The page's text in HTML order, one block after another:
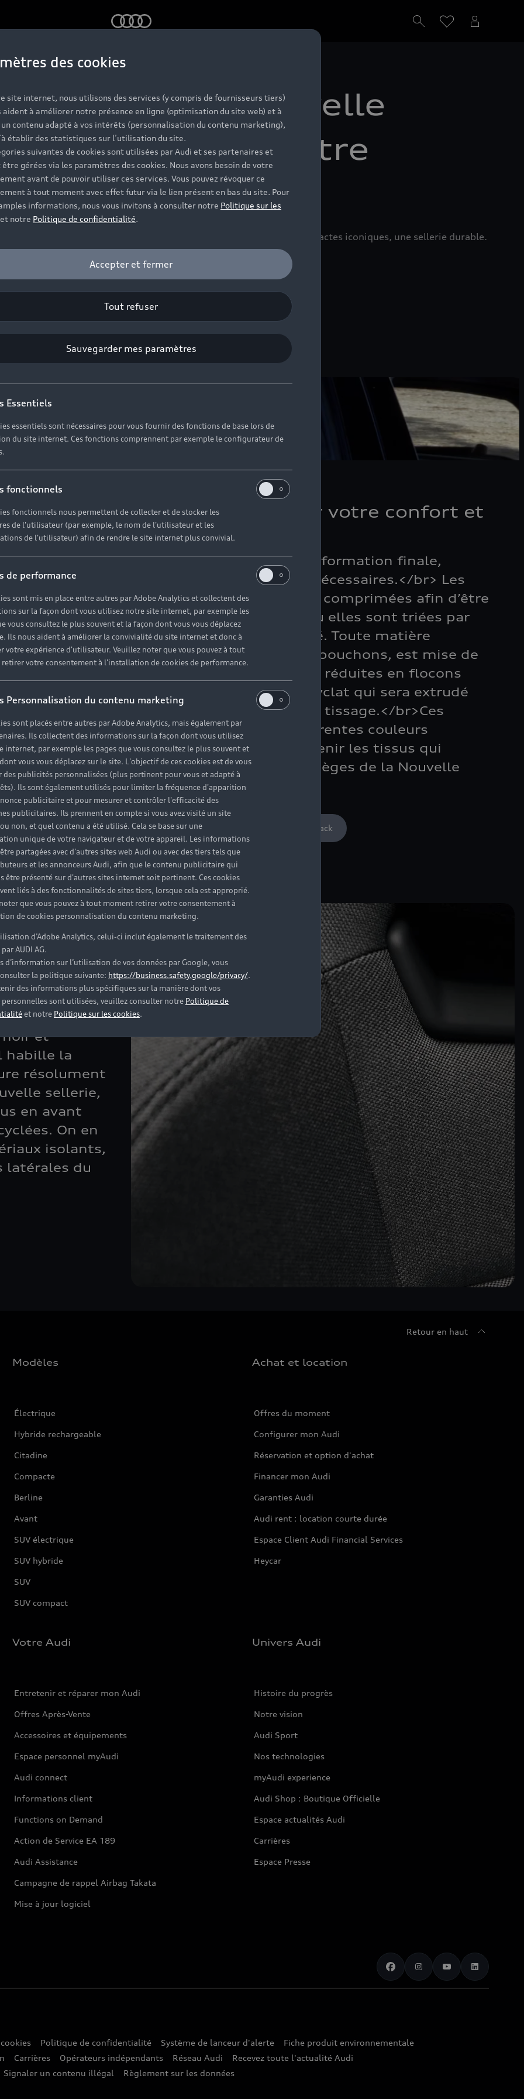
durable : la nouvelle
Sportback illustre
nouvel avenir
garde, Audi innove en intégrant dans la dernière-née de ses compactes iconiques, une sellerie durable.
Une sellerie pour votre confort et
pour demain
De la collecte à la transformation finale,
plusieurs étapes sont nécessaires.</br> Les
bouteilles sont d’abord comprimées afin d’être
acheminées à l’usine où elles sont triées par
couleur, taille et qualité. Toute matière
étrangère, tels que les bouchons, est mise de
côté. Elles sont ensuite réduites en flocons
avant de devenir le recyclat qui sera extrudé
afin de créer des fils de tissage.</br>Ces
bobines de fils de différentes couleurs
s’apprêtent alors à devenir les tissus qui
viendront équiper les sièges de la Nouvelle
Audi A3.
Découvrir la nouvelle Audi A3 Sportback
disponibles
couleur,
noir et
habille la
résolument
sellerie,
en avant
On en
isolants,
latérales du
Retour en haut
Modèles
Électrique
Hybride rechargeable
Citadine
Compacte
Berline
Avant
SUV électrique
SUV hybride
SUV
SUV compact
Achat et location
Offres du moment
Configurer mon Audi
Réservation et option d'achat
Financer mon Audi
Garanties Audi
Audi rent : location courte durée
Espace Client Audi Financial Services
Heycar
Votre Audi
Entretenir et réparer mon Audi
Offres Après-Vente
Accessoires et équipements
Espace personnel myAudi
Audi connect
Informations client
Functions on Demand
Action de Service EA 189
Audi Assistance
Campagne de rappel Airbag Takata
Mise à jour logiciel
Univers Audi
Histoire du progrès
Notre vision
Audi Sport
Nos technologies
myAudi experience
Audi Shop : Boutique Officielle
Espace actualités Audi
Carrières
Espace Presse
Politique de confidentialité Système de lanceur d'alerte
Fiche produit environnementale
Carrières Opérateurs indépendants Réseau Audi
Recevez toute l'actualité Audi
Signaler un contenu illégal Règlement sur les données
des cookies
site internet, nous utilisons des services (y compris de fournisseurs tiers)
aident à améliorer notre présence en ligne (optimisation du site web) et à
contenu adapté à vos intérêts (personnalisation du contenu marketing),
établir des statistiques sur l’utilisation du site.
suivantes de cookies sont utilisées par Audi et ses partenaires et
être gérées via les paramètres des cookies. Nous avons besoin de votre
avant de pouvoir utiliser ces services. Vous pouvez révoquer ce
à tout moment avec effet futur via le lien présent en bas du site. Pour
informations, nous vous invitons à consulter notre Politique sur les
et notre Politique de confidentialité.
Accepter et fermer
Tout refuser
Sauvegarder mes paramètres
Essentiels
essentiels sont nécessaires pour vous fournir des fonctions de base lors de
du site internet. Ces fonctions comprennent par exemple le configurateur de
fonctionnels
fonctionnels nous permettent de collecter et de stocker les
de l'utilisateur (par exemple, le nom de l'utilisateur et les
de l'utilisateur) afin de rendre le site internet plus convivial.
de performance
sont mis en place entre autres par Adobe Analytics et collectent des
sur la façon dont vous utilisez notre site internet, par exemple les
vous consultez le plus souvent et la façon dont vous vous déplacez
Ils nous aident à améliorer la convivialité du site internet et donc à
votre expérience d'utilisateur. Veuillez noter que vous pouvez à tout
votre consentement à l'installation de cookies de performance.
Personnalisation du contenu marketing
sont placés entre autres par Adobe Analytics, mais également par
Ils collectent des informations sur la façon dont vous utilisez
internet, par exemple les pages que vous consultez le plus souvent et
vous vous déplacez sur le site. L'objectif de ces cookies est de vous
des publicités personnalisées (plus pertinent pour vous et adapté à
Ils sont également utilisés pour limiter la fréquence d'apparition
publicitaire et pour mesurer et contrôler l'efficacité des
publicitaires. Ils prennent en compte si vous avez visité un site
non, et quel contenu a été utilisé. Cela se base sur une
unique de votre navigateur et de votre appareil. Les informations
partagées avec d'autres sites web Audi ou avec des tiers tels que
et les annonceurs Audi, afin que le contenu publicitaire qui
être présenté sur d'autres sites internet soit pertinent. Ces cookies
liés à des fonctionnalités de sites tiers, lorsque cela est approprié.
que vous pouvez à tout moment retirer votre consentement à
de cookies personnalisation du contenu marketing.
d’Adobe Analytics, celui-ci inclut également le traitement des
AUDI AG.
d’information sur l’utilisation de vos données par Google, vous
la politique suivante: https://business.safety.google/privacy/.
des informations plus spécifiques sur la manière dont vos
personnelles sont utilisées, veuillez consulter notre Politique de
et notre Politique sur les cookies.